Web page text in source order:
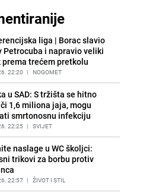
BOSNA I HERCEGOVINA
su vam se mravi u kući? Bez
ovo su najbolji načini da ih se
DANA | ŽIVOT I STIL
slastičarne: Rolada od
i kokosa bez pečenja,
desert bez imalo muke
DANA | RECEPTI
travnjak stadiona
nakon tri koncerta Dine
DANA | FOTO
liga | Borac slavio
Petrocuba i napravio veliki
prema trećem pretkolu
22:20 | NOGOMET
u SAD: S tržišta se hitno
1,6 miliona jaja, mogu
smrtonosnu infekciju
22:25 | SVIJET
naslage u WC školjci:
trikovi za borbu protiv
22:57 | ŽIVOT I STIL